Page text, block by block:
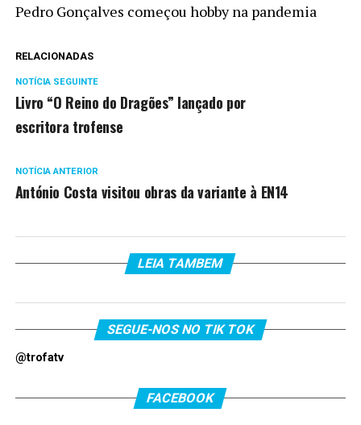
Pedro Gonçalves começou hobby na pandemia
RELACIONADAS
NOTÍCIA SEGUINTE
Livro “O Reino do Dragões” lançado por
escritora trofense
NOTÍCIA ANTERIOR
António Costa visitou obras da variante à EN14
LEIA TAMBEM
SEGUE-NOS NO TIK TOK
@trofatv
FACEBOOK